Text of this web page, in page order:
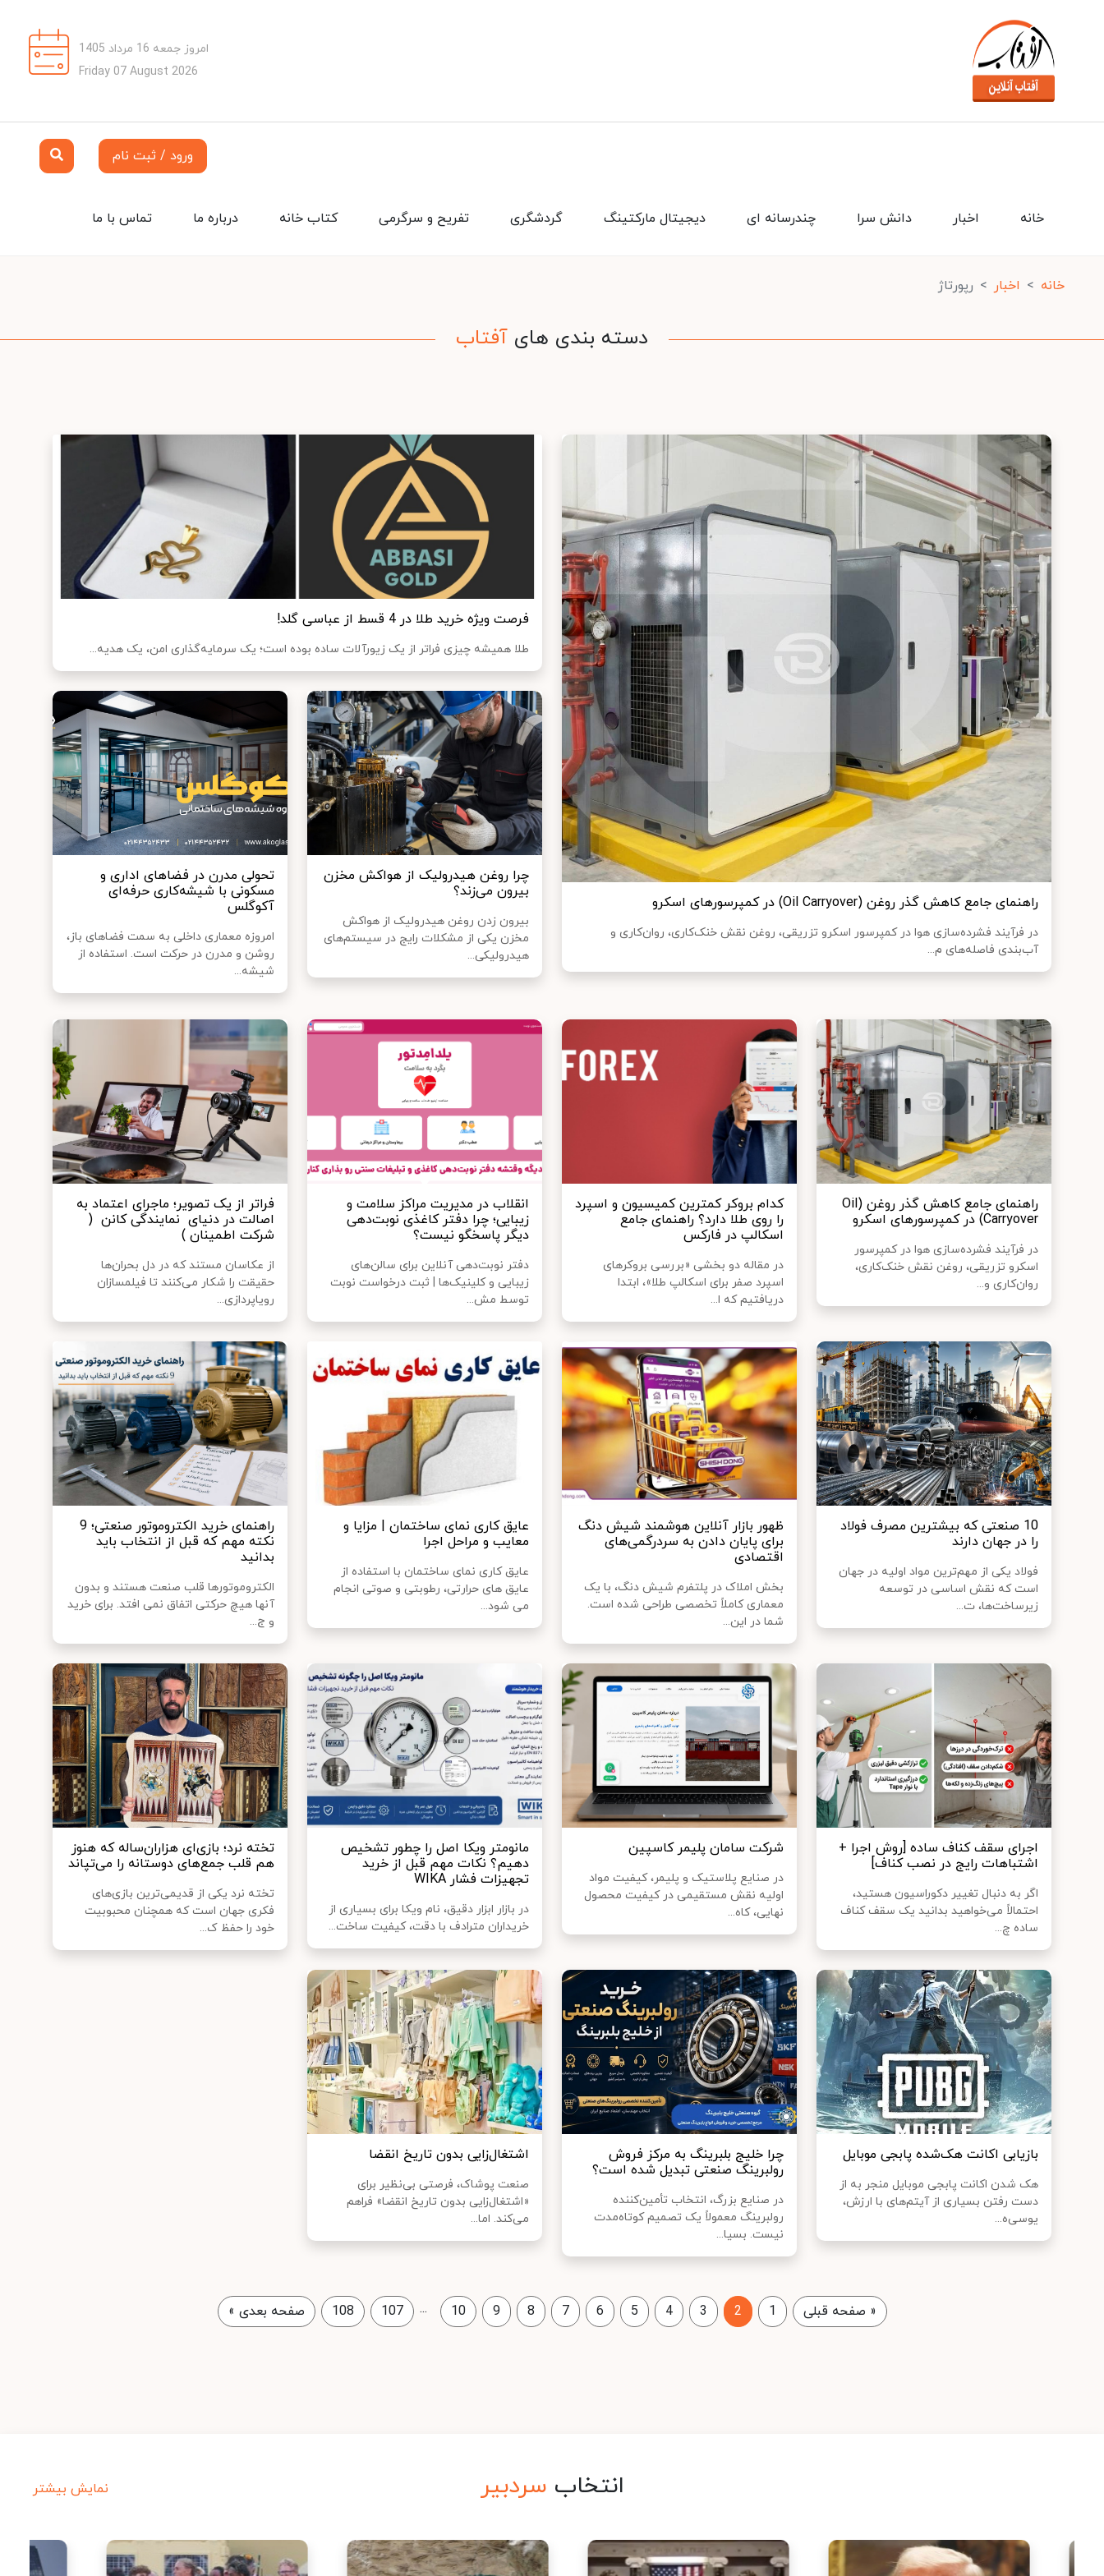
امروز جمعه 16 مرداد 1405
Friday 07 August 2026
ورود / ثبت نام
تماس با ما درباره ما کتاب خانه تفریح و سرگرمی گردشگری دیجیتال مارکتینگ چندرسانه ای دانش سرا اخبار خانه
خانه اخبار رپورتاژ
دسته بندی های آفتاب
راهنمای جامع کاهش گذر روغن (Oil Carryover) در کمپرسورهای اسکرو
در فرآیند فشرده‌سازی هوا در کمپرسور اسکرو تزریقی، روغن نقش خنک‌کاری، روان‌کاری و
آب‌بندی فاصله‌های م...
فرصت ویژه خرید طلا در 4 قسط از عباسی گلد!
طلا همیشه چیزی فراتر از یک زیورآلات ساده بوده است؛ یک سرمایه‌گذاری امن، یک هدیه...
چرا روغن هیدرولیک از هواکش مخزن
بیرون می‌زند؟
بیرون زدن روغن هیدرولیک از هواکش
مخزن یکی از مشکلات رایج در سیستم‌های
هیدرولیکی...
تحولی مدرن در فضاهای اداری و
مسکونی با شیشه‌کاری حرفه‌ای
آکوگلس
امروزه معماری داخلی به سمت فضاهای باز،
روشن و مدرن در حرکت است. استفاده از
شیشه...
راهنمای جامع کاهش گذر روغن (Oil
Carryover) در کمپرسورهای اسکرو
در فرآیند فشرده‌سازی هوا در کمپرسور
اسکرو تزریقی، روغن نقش خنک‌کاری،
روان‌کاری و...
کدام بروکر کمترین کمیسیون و اسپرد
را روی طلا دارد؟ راهنمای جامع
اسکالپ در فارکس
در مقاله دو بخشی «بررسی بروکرهای
اسپرد صفر برای اسکالپ طلا»، ابتدا
دریافتیم که ا...
انقلاب در مدیریت مراکز سلامت و
زیبایی؛ چرا دفتر کاغذی نوبت‌دهی
دیگر پاسخگو نیست؟
دفتر نوبت‌دهی آنلاین برای سالن‌های
زیبایی و کلینیک‌ها | ثبت درخواست نوبت
توسط مش...
فراتر از یک تصویر؛ ماجرای اعتماد به
اصالت در دنیای نمایندگی کانن (
شرکت اطمینان )
از عکاسان مستند که در دل بحران‌ها
حقیقت را شکار می‌کنند تا فیلمسازان
رویاپردازی...
10 صنعتی که بیشترین مصرف فولاد
را در جهان دارند
فولاد یکی از مهم‌ترین مواد اولیه در جهان
است که نقش اساسی در توسعه
زیرساخت‌ها، ت...
ظهور بازار آنلاین هوشمند شیش دنگ
برای پایان دادن به سردرگمی‌های
اقتصادی
بخش املاک در پلتفرم شیش دنگ، با یک
معماری کاملاً تخصصی طراحی شده است.
شما در این...
عایق کاری نمای ساختمان | مزایا و
معایب و مراحل اجرا
عایق کاری نمای ساختمان با استفاده از
عایق های حرارتی، رطوبتی و صوتی انجام
می شود...
راهنمای خرید الکتروموتور صنعتی؛ 9
نکته مهم که قبل از انتخاب باید
بدانید
الکتروموتورها قلب صنعت هستند و بدون
آنها هیچ حرکتی اتفاق نمی افتد. برای خرید
و ج...
اجرای سقف کناف ساده [روش اجرا +
اشتباهات رایج در نصب کناف]
اگر به دنبال تغییر دکوراسیون هستید،
احتمالاً می‌خواهید بدانید یک سقف کناف
ساده چ...
شرکت سامان پلیمر کاسپین
در صنایع پلاستیک و پلیمر، کیفیت مواد
اولیه نقش مستقیمی در کیفیت محصول
نهایی، کاه...
مانومتر ویکا اصل را چطور تشخیص
دهیم؟ نکات مهم قبل از خرید
تجهیزات فشار WIKA
در بازار ابزار دقیق، نام ویکا برای بسیاری از
خریداران مترادف با دقت، کیفیت ساخت...
تخته نرد؛ بازی‌ای هزاران‌ساله که هنوز
هم قلب جمع‌های دوستانه را می‌تپاند
تخته نرد یکی از قدیمی‌ترین بازی‌های
فکری جهان است که همچنان محبوبیت
خود را حفظ ک...
بازیابی اکانت هک‌شده پابجی موبایل
هک شدن اکانت پابجی موبایل منجر به از
دست رفتن بسیاری از آیتم‌های با ارزش،
یوسی‌ه...
چرا خلیج بلبرینگ به مرکز فروش
رولبرینگ صنعتی تبدیل شده است؟
در صنایع بزرگ، انتخاب تأمین‌کننده
رولبرینگ معمولاً یک تصمیم کوتاه‌مدت
نیست. بسیا...
اشتغال‌زایی بدون تاریخ انقضا
صنعت پوشاک، فرصتی بی‌نظیر برای
«اشتغال‌زایی بدون تاریخ انقضا» فراهم
می‌کند. اما...
« صفحه قبلی 1
2
3
4
5
6
7
8
9
10
...
107
108 صفحه بعدی »
انتخاب سردبیر نمایش بیشتر